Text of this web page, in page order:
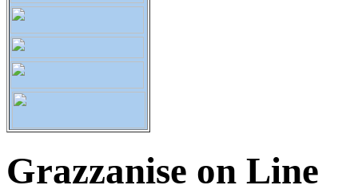
Grazzanise on Line